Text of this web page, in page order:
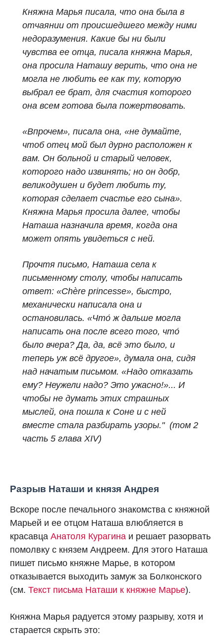
Княжна Марья писала, что она была в
отчаянии от происшедшего между ними
недоразумения. Какие бы ни были
чувства ее отца, писала княжна Марья,
она просила Наташу верить, что она не
могла не любить ее как ту, которую
выбрал ее брат, для счастия которого
она всем готова была пожертвовать.
«Впрочем», писала она, «не думайте,
чтоб отец мой был дурно расположен к
вам. Он больной и старый человек,
которого надо извинять; но он добр,
великодушен и будет любить ту,
которая сделает счастье его сына».
Княжна Марья просила далее, чтобы
Наташа назначила время, когда она
может опять увидеться с ней.
Прочтя письмо, Наташа села к
письменному столу, чтобы написать
ответ: «Chère princesse», быстро,
механически написала она и
остановилась. «Что́ ж дальше могла
написать она после всего того, что́
было вчера? Да, да, всё это было, и
теперь уж всё другое», думала она, сидя
над начатым письмом. «Надо отказать
ему? Неужели надо? Это ужасно!»... И
чтобы не думать этих страшных
мыслей, она пошла к Соне и с ней
вместе стала разбирать узоры." (том 2
часть 5 глава XIV)
Разрыв Наташи и князя Андрея
Вскоре после печального знакомства с княжной
Марьей и ее отцом Наташа влюбляется в
красавца Анатоля Курагина и решает разорвать
помолвку с князем Андреем. Для этого Наташа
пишет письмо княжне Марье, в котором
отказывается выходить замуж за Болконского
(см. Текст письма Наташи к княжне Марье).
Княжна Марья радуется этому разрыву, хотя и
старается скрыть это: